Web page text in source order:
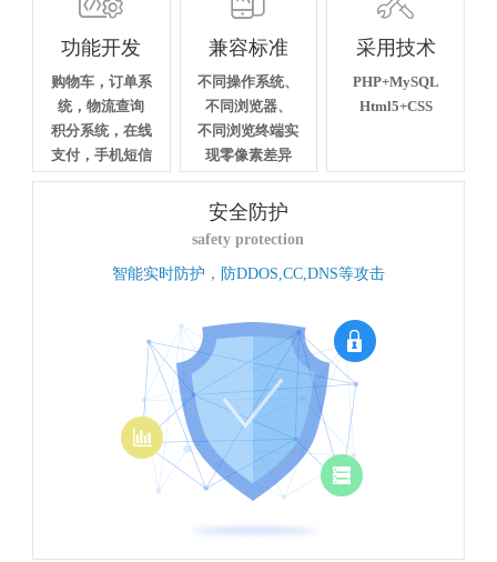
功能开发
购物车，订单系
统，物流查询
积分系统，在线
支付，手机短信
兼容标准
不同操作系统、
不同浏览器、
不同浏览终端实
现零像素差异
采用技术
PHP+MySQL
Html5+CSS
安全防护
safety protection
智能实时防护，防DDOS,CC,DNS等攻击